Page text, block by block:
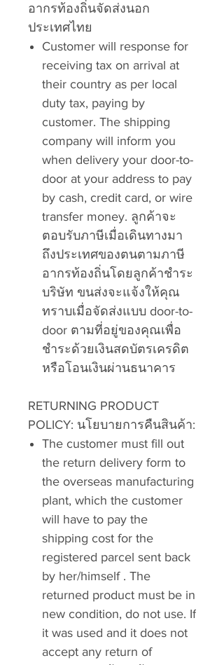
อากรท้องถิ่นจัดส่งนอก
ประเทศไทย
Customer will response for
receiving tax on arrival at
their country as per local
duty tax, paying by
customer. The shipping
company will inform you
when delivery your door-to-
door at your address to pay
by cash, credit card, or wire
transfer money. ลูกค้าจะ
ตอบรับภาษีเมื่อเดินทางมา
ถึงประเทศของตนตามภาษี
อากรท้องถิ่นโดยลูกค้าชำระ
บริษัท ขนส่งจะแจ้งให้คุณ
ทราบเมื่อจัดส่งแบบ door-to-
door ตามที่อยู่ของคุณเพื่อ
ชำระด้วยเงินสดบัตรเครดิต
หรือโอนเงินผ่านธนาคาร
RETURNING PRODUCT
POLICY: นโยบายการคืนสินค้า:
The customer must fill out
the return delivery form to
the overseas manufacturing
plant, which the customer
will have to pay the
shipping cost for the
registered parcel sent back
by her/himself . The
returned product must be in
new condition, do not use. If
it was used and it does not
accept any return of